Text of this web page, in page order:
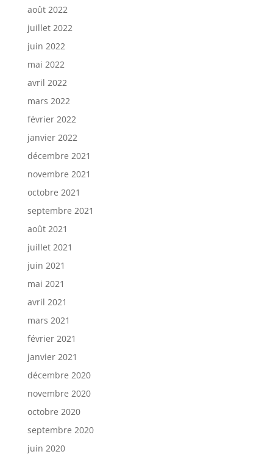
août 2022
juillet 2022
juin 2022
mai 2022
avril 2022
mars 2022
février 2022
janvier 2022
décembre 2021
novembre 2021
octobre 2021
septembre 2021
août 2021
juillet 2021
juin 2021
mai 2021
avril 2021
mars 2021
février 2021
janvier 2021
décembre 2020
novembre 2020
octobre 2020
septembre 2020
juin 2020